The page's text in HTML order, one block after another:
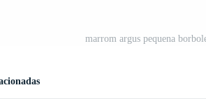
marrom argus pequena